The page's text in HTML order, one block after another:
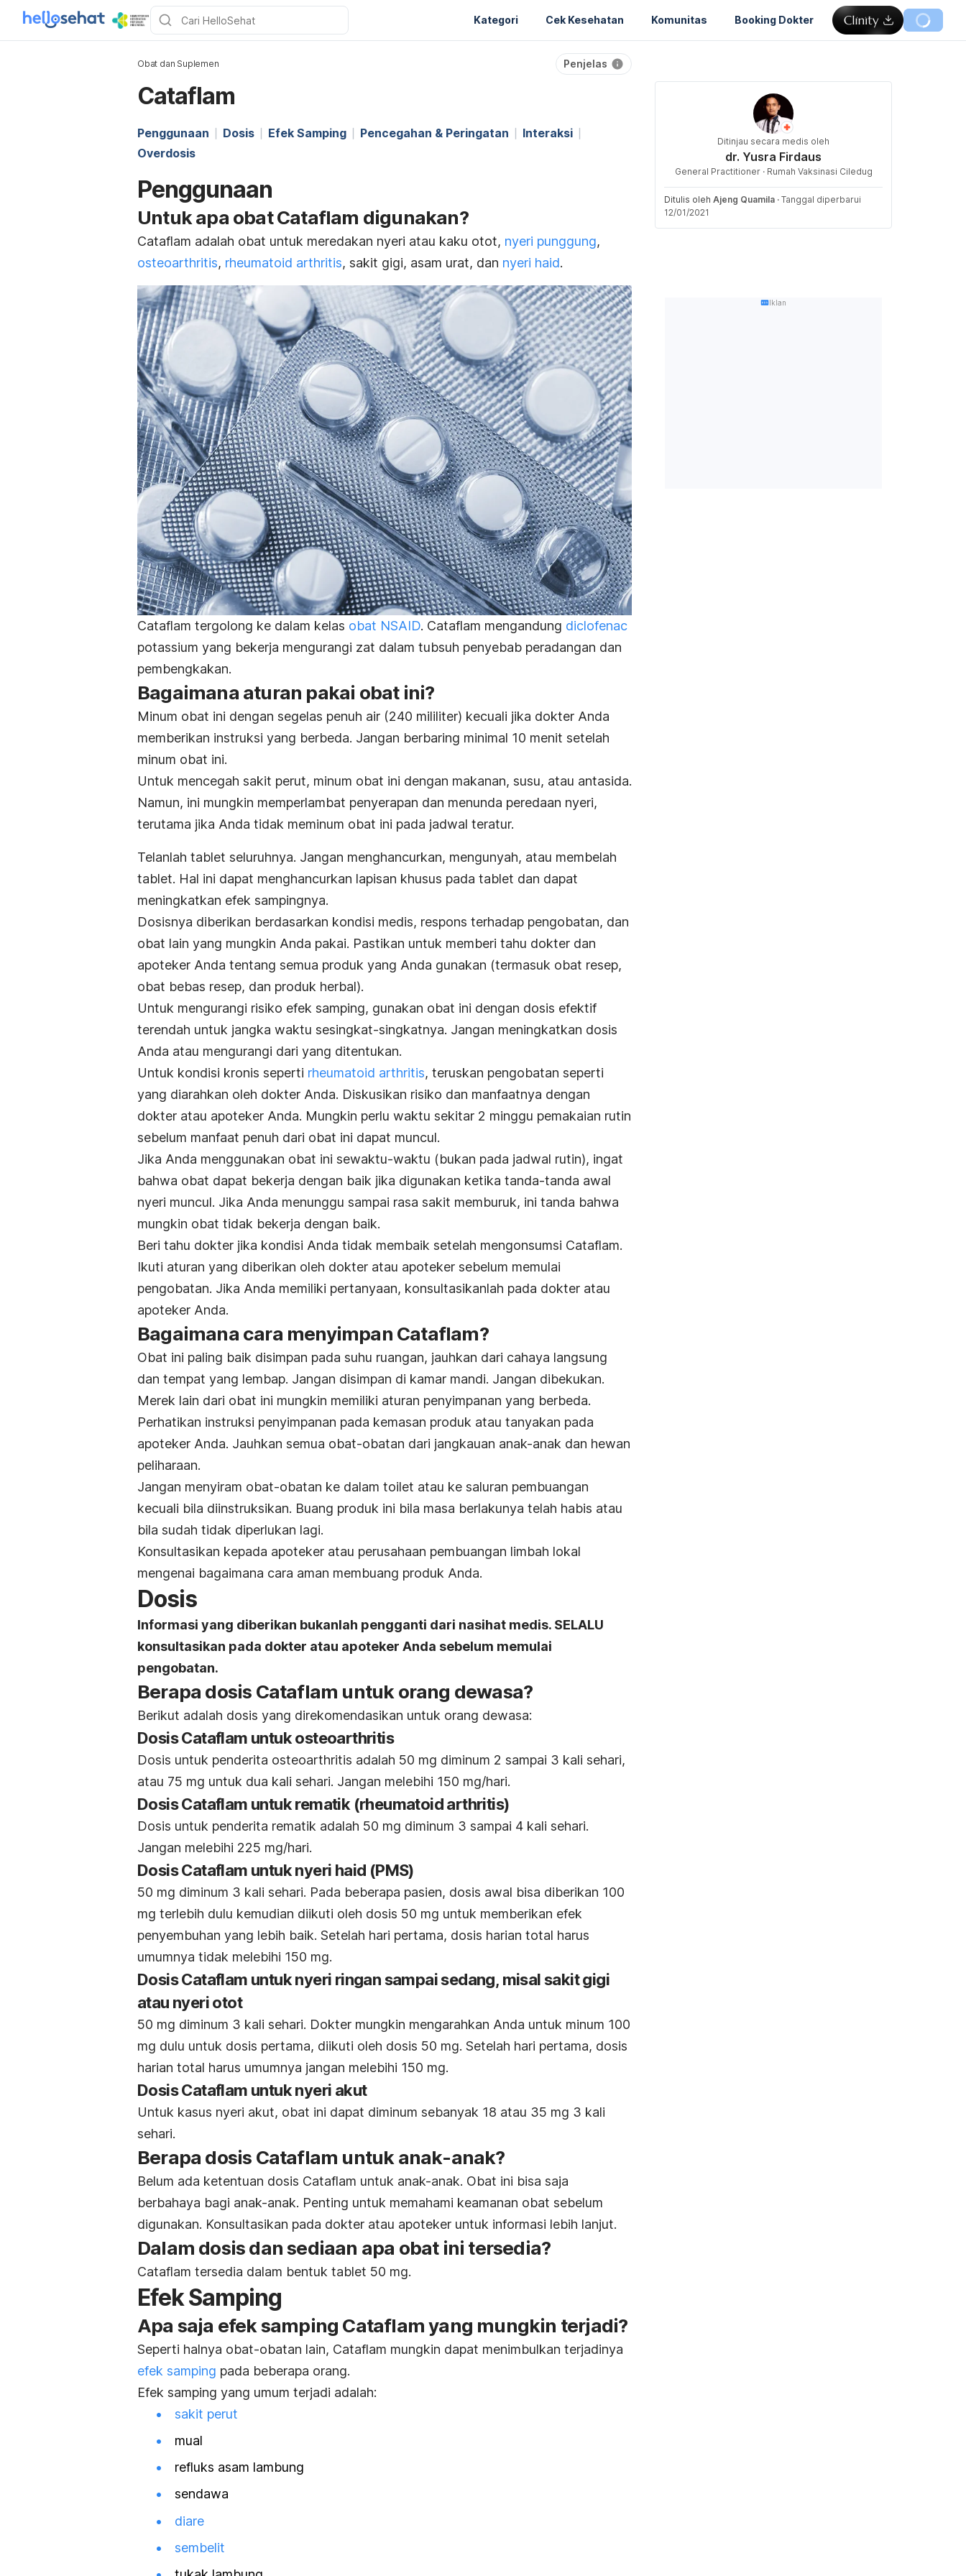
Kategori Cek Kesehatan Komunitas Booking Dokter
Obat dan Suplemen Penjelas
Cataflam
Penggunaan Dosis Efek Samping Pencegahan & Peringatan
Interaksi
Overdosis
Penggunaan
Untuk apa obat Cataflam digunakan?
Cataflam adalah obat untuk meredakan nyeri atau kaku otot, nyeri punggung,
osteoarthritis, rheumatoid arthritis, sakit gigi, asam urat, dan nyeri haid.
Cataflam tergolong ke dalam kelas obat NSAID. Cataflam mengandung diclofenac
potassium yang bekerja mengurangi zat dalam tubsuh penyebab peradangan dan
pembengkakan.
Bagaimana aturan pakai obat ini?
Minum obat ini dengan segelas penuh air (240 mililiter) kecuali jika dokter Anda
memberikan instruksi yang berbeda. Jangan berbaring minimal 10 menit setelah
minum obat ini.
Untuk mencegah sakit perut, minum obat ini dengan makanan, susu, atau antasida.
Namun, ini mungkin memperlambat penyerapan dan menunda peredaan nyeri,
terutama jika Anda tidak meminum obat ini pada jadwal teratur.
Telanlah tablet seluruhnya. Jangan menghancurkan, mengunyah, atau membelah
tablet. Hal ini dapat menghancurkan lapisan khusus pada tablet dan dapat
meningkatkan efek sampingnya.
Dosisnya diberikan berdasarkan kondisi medis, respons terhadap pengobatan, dan
obat lain yang mungkin Anda pakai. Pastikan untuk memberi tahu dokter dan
apoteker Anda tentang semua produk yang Anda gunakan (termasuk obat resep,
obat bebas resep, dan produk herbal).
Untuk mengurangi risiko efek samping, gunakan obat ini dengan dosis efektif
terendah untuk jangka waktu sesingkat-singkatnya. Jangan meningkatkan dosis
Anda atau mengurangi dari yang ditentukan.
Untuk kondisi kronis seperti rheumatoid arthritis, teruskan pengobatan seperti
yang diarahkan oleh dokter Anda. Diskusikan risiko dan manfaatnya dengan
dokter atau apoteker Anda. Mungkin perlu waktu sekitar 2 minggu pemakaian rutin
sebelum manfaat penuh dari obat ini dapat muncul.
Jika Anda menggunakan obat ini sewaktu-waktu (bukan pada jadwal rutin), ingat
bahwa obat dapat bekerja dengan baik jika digunakan ketika tanda-tanda awal
nyeri muncul. Jika Anda menunggu sampai rasa sakit memburuk, ini tanda bahwa
mungkin obat tidak bekerja dengan baik.
Beri tahu dokter jika kondisi Anda tidak membaik setelah mengonsumsi Cataflam.
Ikuti aturan yang diberikan oleh dokter atau apoteker sebelum memulai
pengobatan. Jika Anda memiliki pertanyaan, konsultasikanlah pada dokter atau
apoteker Anda.
Bagaimana cara menyimpan Cataflam?
Obat ini paling baik disimpan pada suhu ruangan, jauhkan dari cahaya langsung
dan tempat yang lembap. Jangan disimpan di kamar mandi. Jangan dibekukan.
Merek lain dari obat ini mungkin memiliki aturan penyimpanan yang berbeda.
Perhatikan instruksi penyimpanan pada kemasan produk atau tanyakan pada
apoteker Anda. Jauhkan semua obat-obatan dari jangkauan anak-anak dan hewan
peliharaan.
Jangan menyiram obat-obatan ke dalam toilet atau ke saluran pembuangan
kecuali bila diinstruksikan. Buang produk ini bila masa berlakunya telah habis atau
bila sudah tidak diperlukan lagi.
Konsultasikan kepada apoteker atau perusahaan pembuangan limbah lokal
mengenai bagaimana cara aman membuang produk Anda.
Dosis
Informasi yang diberikan bukanlah pengganti dari nasihat medis. SELALU
konsultasikan pada dokter atau apoteker Anda sebelum memulai
pengobatan.
Berapa dosis Cataflam untuk orang dewasa?
Berikut adalah dosis yang direkomendasikan untuk orang dewasa:
Dosis Cataflam untuk osteoarthritis
Dosis untuk penderita osteoarthritis adalah 50 mg diminum 2 sampai 3 kali sehari,
atau 75 mg untuk dua kali sehari. Jangan melebihi 150 mg/hari.
Dosis Cataflam untuk rematik (rheumatoid arthritis)
Dosis untuk penderita rematik adalah 50 mg diminum 3 sampai 4 kali sehari.
Jangan melebihi 225 mg/hari.
Dosis Cataflam untuk nyeri haid (PMS)
50 mg diminum 3 kali sehari. Pada beberapa pasien, dosis awal bisa diberikan 100
mg terlebih dulu kemudian diikuti oleh dosis 50 mg untuk memberikan efek
penyembuhan yang lebih baik. Setelah hari pertama, dosis harian total harus
umumnya tidak melebihi 150 mg.
Dosis Cataflam untuk nyeri ringan sampai sedang, misal sakit gigi
atau nyeri otot
50 mg diminum 3 kali sehari. Dokter mungkin mengarahkan Anda untuk minum 100
mg dulu untuk dosis pertama, diikuti oleh dosis 50 mg. Setelah hari pertama, dosis
harian total harus umumnya jangan melebihi 150 mg.
Dosis Cataflam untuk nyeri akut
Untuk kasus nyeri akut, obat ini dapat diminum sebanyak 18 atau 35 mg 3 kali
sehari.
Berapa dosis Cataflam untuk anak-anak?
Belum ada ketentuan dosis Cataflam untuk anak-anak. Obat ini bisa saja
berbahaya bagi anak-anak. Penting untuk memahami keamanan obat sebelum
digunakan. Konsultasikan pada dokter atau apoteker untuk informasi lebih lanjut.
Dalam dosis dan sediaan apa obat ini tersedia?
Cataflam tersedia dalam bentuk tablet 50 mg.
Efek Samping
Apa saja efek samping Cataflam yang mungkin terjadi?
Seperti halnya obat-obatan lain, Cataflam mungkin dapat menimbulkan terjadinya
efek samping pada beberapa orang.
Efek samping yang umum terjadi adalah:
sakit perut
mual
refluks asam lambung
sendawa
diare
sembelit
Ditinjau secara medis oleh
dr. Yusra Firdaus
General Practitioner · Rumah Vaksinasi Ciledug
Ditulis oleh Ajeng Quamila · Tanggal diperbarui
12/01/2021
Iklan